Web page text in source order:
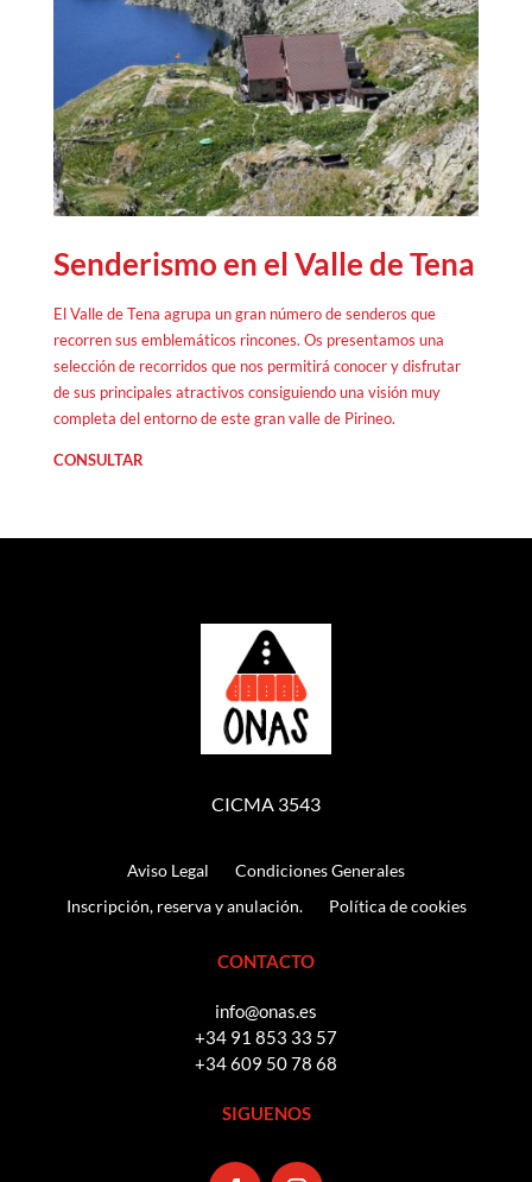
Senderismo en el Valle de Tena
El Valle de Tena agrupa un gran número de senderos que
recorren sus emblemáticos rincones. Os presentamos una
selección de recorridos que nos permitirá conocer y disfrutar
de sus principales atractivos consiguiendo una visión muy
completa del entorno de este gran valle de Pirineo.
CONSULTAR
CICMA 3543
Aviso Legal
Condiciones Generales
Inscripción, reserva y anulación.
Política de cookies
CONTACTO
info@onas.es
+34 91 853 33 57
+34 609 50 78 68
SIGUENOS